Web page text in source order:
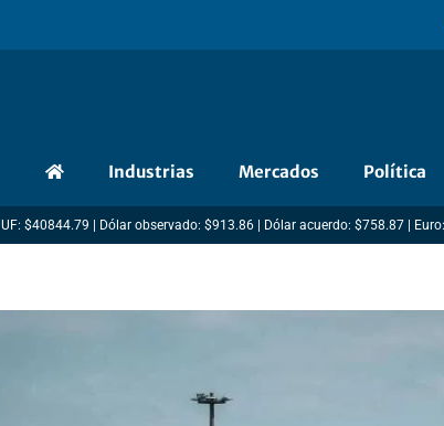
Industrias Mercados Política
UF: $40844.79 | Dólar observado: $913.86 | Dólar acuerdo: $758.87 |